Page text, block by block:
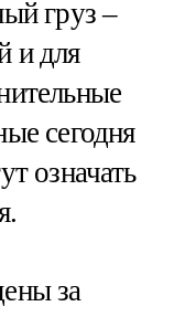
груз –
и для
сегодня
означать
за